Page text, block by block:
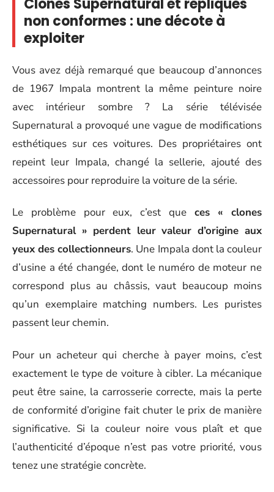
Clones Supernatural et répliques
non conformes : une décote à
exploiter
Vous avez déjà remarqué que beaucoup d’annonces
de 1967 Impala montrent la même peinture noire
avec intérieur sombre ? La série télévisée
Supernatural a provoqué une vague de modifications
esthétiques sur ces voitures. Des propriétaires ont
repeint leur Impala, changé la sellerie, ajouté des
accessoires pour reproduire la voiture de la série.
Le problème pour eux, c’est que ces « clones
Supernatural » perdent leur valeur d’origine aux
yeux des collectionneurs. Une Impala dont la couleur
d’usine a été changée, dont le numéro de moteur ne
correspond plus au châssis, vaut beaucoup moins
qu’un exemplaire matching numbers. Les puristes
passent leur chemin.
Pour un acheteur qui cherche à payer moins, c’est
exactement le type de voiture à cibler. La mécanique
peut être saine, la carrosserie correcte, mais la perte
de conformité d’origine fait chuter le prix de manière
significative. Si la couleur noire vous plaît et que
l’authenticité d’époque n’est pas votre priorité, vous
tenez une stratégie concrète.